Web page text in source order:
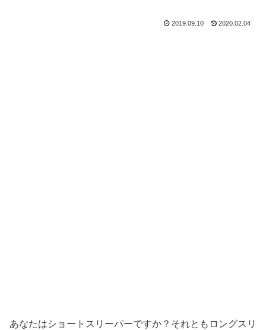
2019.09.10 2020.02.04
あなたはショートスリーパーですか？それともロングスリ